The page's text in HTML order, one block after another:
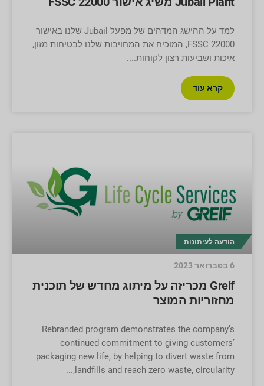
למד על ההישג המדהים של מפעל Jubail שלנו באישור
FSSC 22000, המוכיח את המחויבות שלנו לבטיחות מזון,
איכות ושביעות רצון לקוחות.
קרא עוד
הודעה לעיתונות
Greif מכריזה על מיתוג מחדש של תוכנית
מחזוריות המוצר
Rebranded program demonstrates the company’s
continued commitment to giving customers’
packaging new life, by helping to divert waste from
landfills and reach zero waste, circularity,
6 בפברואר 2023